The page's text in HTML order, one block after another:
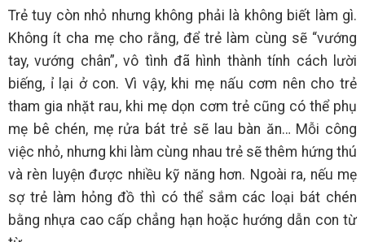
Trẻ tuy còn nhỏ nhưng không phải là không biết làm gì.
Không ít cha mẹ cho rằng, để trẻ làm cùng sẽ “vướng
tay, vướng chân”, vô tình đã hình thành tính cách lười
biếng, ỉ lại ở con. Vì vậy, khi mẹ nấu cơm nên cho trẻ
tham gia nhặt rau, khi mẹ dọn cơm trẻ cũng có thể phụ
mẹ bê chén, mẹ rửa bát trẻ sẽ lau bàn ăn… Mỗi công
việc nhỏ, nhưng khi làm cùng nhau trẻ sẽ thêm hứng thú
và rèn luyện được nhiều kỹ năng hơn. Ngoài ra, nếu mẹ
sợ trẻ làm hỏng đồ thì có thể sắm các loại bát chén
bằng nhựa cao cấp chẳng hạn hoặc hướng dẫn con từ